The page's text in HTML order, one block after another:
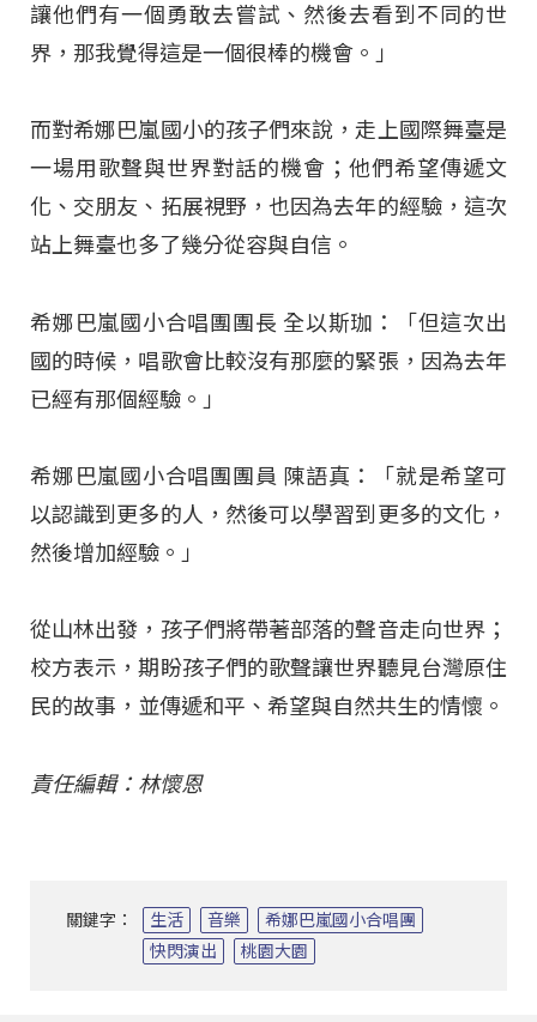
讓他們有一個勇敢去嘗試、然後去看到不同的世
界，那我覺得這是一個很棒的機會。」
而對希娜巴嵐國小的孩子們來說，走上國際舞臺是
一場用歌聲與世界對話的機會；他們希望傳遞文
化、交朋友、拓展視野，也因為去年的經驗，這次
站上舞臺也多了幾分從容與自信。
希娜巴嵐國小合唱團團長 全以斯珈：「但這次出
國的時候，唱歌會比較沒有那麼的緊張，因為去年
已經有那個經驗。」
希娜巴嵐國小合唱團團員 陳語真：「就是希望可
以認識到更多的人，然後可以學習到更多的文化，
然後增加經驗。」
從山林出發，孩子們將帶著部落的聲音走向世界；
校方表示，期盼孩子們的歌聲讓世界聽見台灣原住
民的故事，並傳遞和平、希望與自然共生的情懷。
責任編輯：林懷恩
關鍵字： 生活 音樂
希娜巴嵐國小合唱團
快閃演出
桃園大園